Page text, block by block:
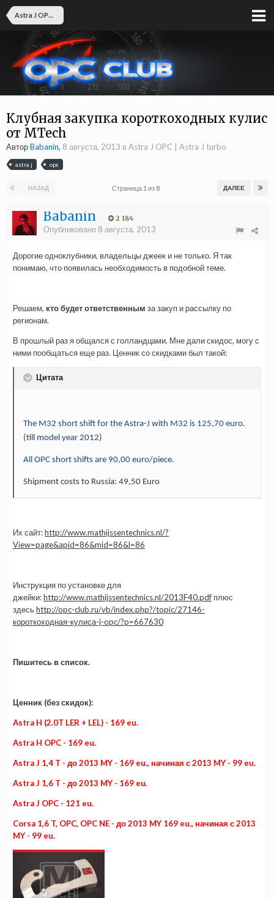
Astra J OPC | Astra J turbo
Клубная закупка короткоходных кулис
от MTech
АвторBabanin, 8 августа, 2013 в Astra J OPC | Astra J turbo
astra j opc
НАЗАД ДАЛЕЕ
Страница 1 из 8
Babanin 2 184
Опубликовано 8 августа, 2013
Дорогие одноклубники, владельцы джеек и не только. Я так
понимаю, что появилась необходимость в подобной теме.
Решаем, кто будет ответственным за закуп и рассылку по
регионам.
В прошлый раз я общался с голландцами. Мне дали скидос, могу с
ними пообщаться еще раз. Ценник со скидками был такой:
Цитата
The M32 short shift for the Astra-J with M32 is 125,70 euro.
(till model year 2012)
All OPC short shifts are 90,00 euro/piece.
Shipment costs to Russia: 49,50 Euro
Их сайт:http://www.mathijssentechnics.nl/?
View=page&apid=86&mid=86&l=86
Инструкция по установке для
джейки:http://www.mathijssentechnics.nl/2013F40.pdf плюс
здесьhttp://opc-club.ru/vb/index.php?/topic/27146-
короткоходная-кулиса-j-opc/?p=667630
Пишитесь в список.
Ценник (без скидок):
Astra H (2.0T LER + LEL) - 169 eu.
Astra H OPC - 169 eu.
Astra J 1,4 T - до 2013 MY - 169 eu., начиная с 2013 MY - 99 eu.
Astra J 1,6 T - до 2013 MY - 169 eu.
Astra J OPC - 121 eu.
Corsa 1,6 T, OPC, OPC NE - до 2013 MY 169 eu., начиная с 2013
MY - 99 eu.